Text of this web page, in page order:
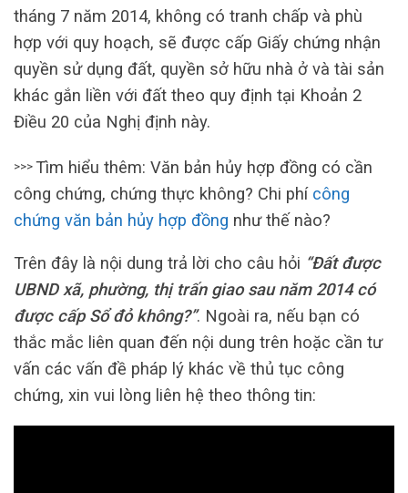
tháng 7 năm 2014, không có tranh chấp và phù
hợp với quy hoạch, sẽ được cấp Giấy chứng nhận
quyền sử dụng đất, quyền sở hữu nhà ở và tài sản
khác gắn liền với đất theo quy định tại Khoản 2
Điều 20 của Nghị định này.
>>> Tìm hiểu thêm: Văn bản hủy hợp đồng có cần
công chứng, chứng thực không? Chi phí công
chứng văn bản hủy hợp đồng như thế nào?
Trên đây là nội dung trả lời cho câu hỏi “Đất được
UBND xã, phường, thị trấn giao sau năm 2014 có
được cấp Sổ đỏ không?”. Ngoài ra, nếu bạn có
thắc mắc liên quan đến nội dung trên hoặc cần tư
vấn các vấn đề pháp lý khác về thủ tục công
chứng, xin vui lòng liên hệ theo thông tin: